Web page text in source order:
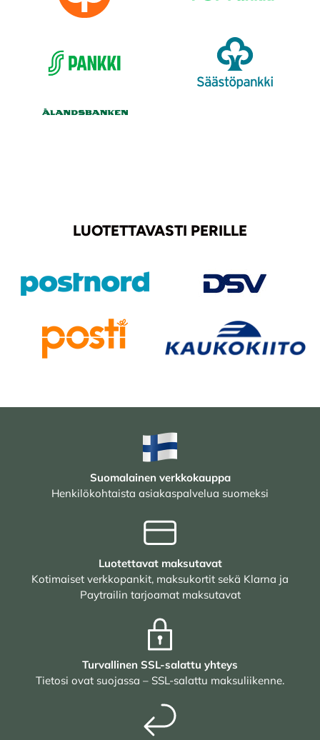
LUOTETTAVASTI PERILLE
Suomalainen verkkokauppa
Henkilökohtaista asiakaspalvelua suomeksi
Luotettavat maksutavat
Kotimaiset verkkopankit, maksukortit sekä Klarna ja
Paytrailin tarjoamat maksutavat
Turvallinen SSL-salattu yhteys
Tietosi ovat suojassa – SSL-salattu maksuliikenne.